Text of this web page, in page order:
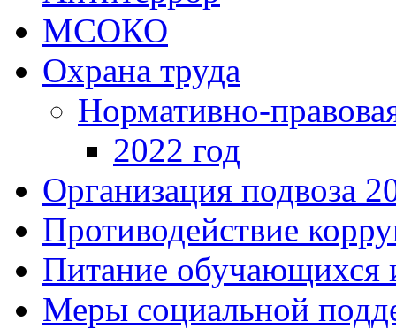
МСОКО
Охрана труда
Нормативно-
2022 год
Организация подвоза
Противодействие
Питание обучающихся
Меры социальной